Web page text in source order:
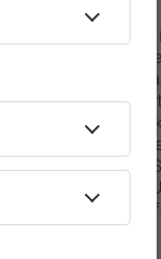
bei Unterkünften
Objekts und
Balkon,
und
sind. Besucher
benutzen,
ein Hotel mit
zusätzlich eine